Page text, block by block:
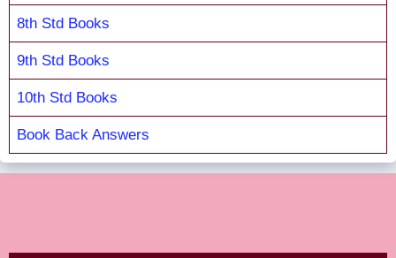
8th Std Books
9th Std Books
10th Std Books
Book Back Answers